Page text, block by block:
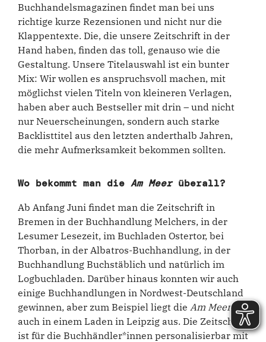
Buchhandelsmagazinen findet man bei uns
richtige kurze Rezensionen und nicht nur die
Klappentexte. Die, die unsere Zeitschrift in der
Hand haben, finden das toll, genauso wie die
Gestaltung. Unsere Titelauswahl ist ein bunter
Mix: Wir wollen es anspruchsvoll machen, mit
möglichst vielen Titeln von kleineren Verlagen,
haben aber auch Bestseller mit drin – und nicht
nur Neuerscheinungen, sondern auch starke
Backlisttitel aus den letzten anderthalb Jahren,
die mehr Aufmerksamkeit bekommen sollten.
Wo bekommt man die Am Meerüberall?
Ab Anfang Juni findet man die Zeitschrift in
Bremen in der Buchhandlung Melchers, in der
Lesumer Lesezeit, im Buchladen Ostertor, bei
Thorban, in der Albatros-Buchhandlung, in der
Buchhandlung Buchstäblich und natürlich im
Logbuchladen. Darüber hinaus konnten wir auch
einige Buchhandlungen in Nordwest-Deutschland
gewinnen, aber zum Beispiel liegt die Am Meer
auch in einem Laden in Leipzig aus. Die Zeitschrift
ist für die Buchhändler*innen personalisierbar mit